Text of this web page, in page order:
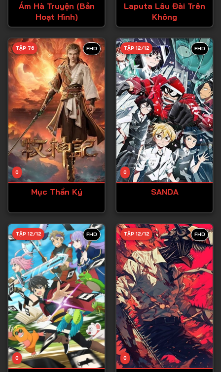
Tập 17
Tập 18
Tập 19
Tập 20
Tập 21
Tập 22
Tập 23
Tập 24
Tập 25
Tập 26
Tập 29
Tập 30
Tập 31
Tập 32
Tập 33
Tập 34
Tập 35
Tập 36
Ám Hà Truyện (Bản
Hoạt Hình)
Laputa Lâu Đài Trên
Không
FHD
0
TẬP 76
Mục Thần Ký
FHD
0
TẬP 12/12
SANDA
FHD
0
TẬP 12/12 FHD
0
TẬP 12/12